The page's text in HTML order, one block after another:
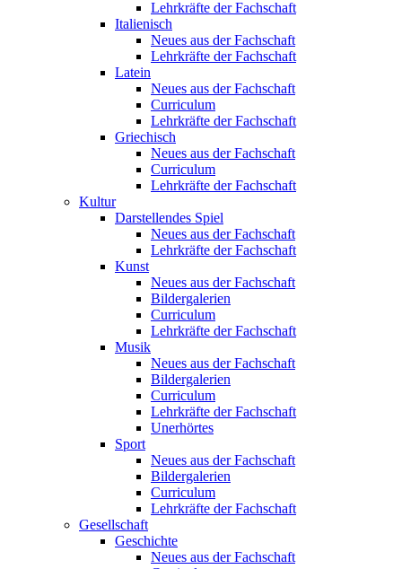
Lehrkräfte der Fachschaft
Italienisch
Neues aus der Fachschaft
Lehrkräfte der Fachschaft
Latein
Neues aus der Fachschaft
Curriculum
Lehrkräfte der Fachschaft
Griechisch
Neues aus der Fachschaft
Curriculum
Lehrkräfte der Fachschaft
Kultur
Darstellendes Spiel
Neues aus der Fachschaft
Lehrkräfte der Fachschaft
Kunst
Neues aus der Fachschaft
Bildergalerien
Curriculum
Lehrkräfte der Fachschaft
Musik
Neues aus der Fachschaft
Bildergalerien
Curriculum
Lehrkräfte der Fachschaft
Unerhörtes
Sport
Neues aus der Fachschaft
Bildergalerien
Curriculum
Lehrkräfte der Fachschaft
Gesellschaft
Geschichte
Neues aus der Fachschaft